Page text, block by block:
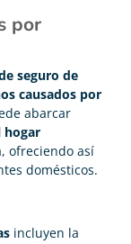
por
seguro de
causados por
abarcar
hogar
ofreciendo así
domésticos.
incluyen la